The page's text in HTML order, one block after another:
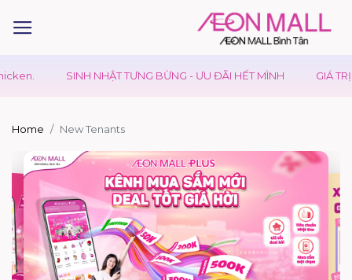
SINH NHẬT TƯNG BỪNG - ƯU ĐÃI HẾT MÌNH GIÁ TRỊ VƯỢT TRỘI
Home New Tenants